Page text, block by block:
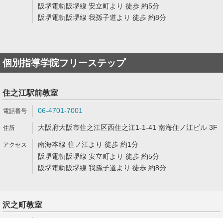
阪堺電軌阪堺線 安立町より 徒歩 約5分
阪堺電軌阪堺線 我孫子道より 徒歩 約8分
個別指導学院フリーステップ
住之江駅前教室
06-4701-7001
大阪府大阪市住之江区西住之江1-1-41 南海住ノ江ビル 3F
南海本線 住ノ江より 徒歩 約1分
阪堺電軌阪堺線 安立町より 徒歩 約5分
阪堺電軌阪堺線 我孫子道より 徒歩 約8分
沢之町教室